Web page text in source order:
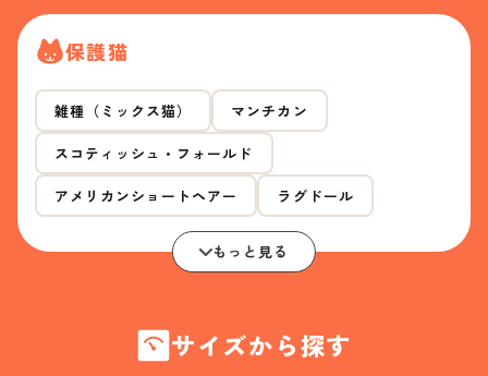
保護猫
雑種（ミックス猫） マンチカン
スコティッシュ・フォールド
アメリカンショートヘアー ラグドール
もっと見る
サイズから探す